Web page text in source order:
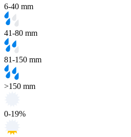
6-40 mm
41-80 mm
81-150 mm
>150 mm
0-19%